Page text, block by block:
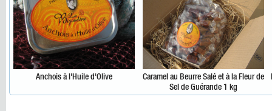
Anchois à l'Huile d'Olive
Caramel au Beurre Salé et à la Fleur de
Sel de Guérande 1 kg